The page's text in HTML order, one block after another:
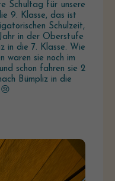
Schultag für unsere
9. Klasse, das ist
Schulzeit,
in der Oberstufe
in die 7. Klasse. Wie
waren sie noch im
schon fahren sie 2
Bümpliz in die